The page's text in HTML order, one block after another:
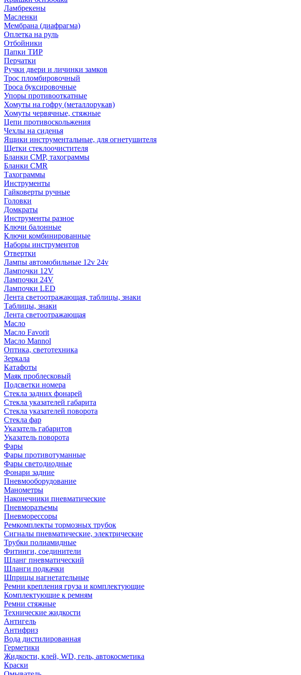
Ламбрекены
Масленки
Мембрана (диафрагма)
Оплетка на руль
Отбойники
Папки ТИР
Перчатки
Ручки двери и личинки замков
Трос пломбировочный
Троса буксировочные
Упоры противооткатные
Хомуты на гофру (металлорукав)
Хомуты червячные, стяжные
Цепи противоскольжения
Чехлы на сиденья
Ящики инструментальные, для огнетушителя
Щетки стеклоочистителя
Бланки СМР, тахограммы
Бланки CMR
Тахограммы
Инструменты
Гайковерты ручные
Головки
Домкраты
Инструменты разное
Ключи балонные
Ключи комбинированные
Наборы инструментов
Отвертки
Лампы автомобильные 12v 24v
Лампочки 12V
Лампочки 24V
Лампочки LED
Лента светоотражающая, таблицы, знаки
Таблицы, знаки
Лента светоотражающая
Масло
Масло Favorit
Масло Mannol
Оптика, светотехника
Зеркала
Катафоты
Маяк проблесковый
Подсветки номера
Стекла задних фонарей
Стекла указателей габарита
Стекла указателей поворота
Стекла фар
Указатель габаритов
Указатель поворота
Фары
Фары противотуманные
Фары светодиодные
Фонари задние
Пневмооборудование
Манометры
Наконечники пневматические
Пневморазъемы
Пневморессоры
Ремкомплекты тормозных трубок
Сигналы пневматические, электрические
Трубки полиамидные
Фитинги, соединители
Шланг пневматический
Шланги подкачки
Шприцы нагнетательные
Ремни крепления груза и комплектующие
Комплектующие к ремням
Ремни стяжные
Технические жидкости
Антигель
Антифриз
Вода дистилированная
Герметики
Жидкости, клей, WD, гель, автокосметика
Краски